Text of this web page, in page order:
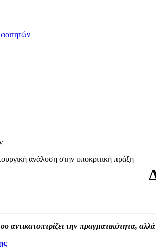
αντικατοπτρίζει την πραγματικότητα,